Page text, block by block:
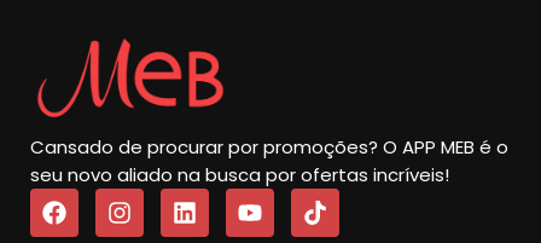
Cansado de procurar por promoções? O APP MEB é o
seu novo aliado na busca por ofertas incríveis!